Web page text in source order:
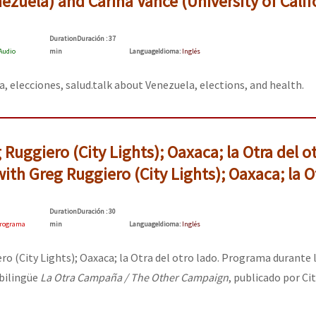
contra a Humanidade”
globales por la libertad de Jesús Plácido Galindo y el alto a la
mundo saiba! Nossas lutas pela memória, a justiça e a dignidade
DurationDuración: 37
min
LanguageIdioma: Inglés
elecciones, salud.talk about Venezuela, elections, and health.
(City Lights); Oaxaca; la Otra del
Greg Ruggiero (City Lights); Oaxaca; la
DurationDuración: 30
min
LanguageIdioma: Inglés
(City Lights); Oaxaca; la Otra del otro lado. Programa durante
La Otra Campaña / The Other Campaign, publicado por